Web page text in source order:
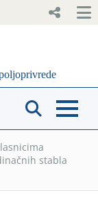
stabla